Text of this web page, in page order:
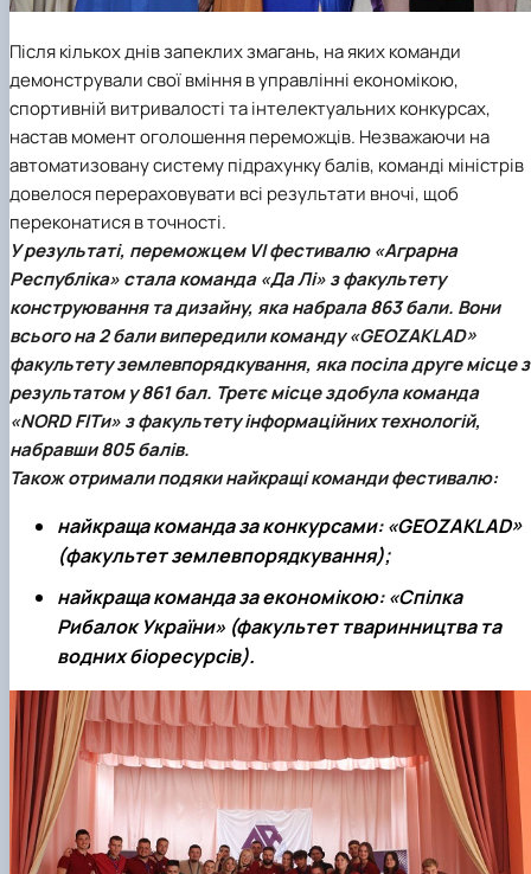
Після кількох днів запеклих змагань, на яких команди
демонстрували свої вміння в управлінні економікою,
спортивній витривалості та інтелектуальних конкурсах,
настав момент оголошення переможців. Незважаючи на
автоматизовану систему підрахунку балів, команді міністрів
довелося перераховувати всі результати вночі, щоб
переконатися в точності.
У результаті, переможцем VI фестивалю «Аграрна
Республіка» стала команда «Да Лі» з факультету
конструювання та дизайну, яка набрала 863 бали. Вони
всього на 2 бали випередили команду «GEOZAKLAD»
факультету землевпорядкування, яка посіладруге місцез
результатом у 861 бал. Третє місцездобула команда
«NORD FITи» з факультету інформаційних технологій,
набравши 805 балів.
Також отримали подяки найкращі команди фестивалю:
найкраща команда за конкурсами: «GEOZAKLAD»
(факультет землевпорядкування);
найкраща команда за економікою: «Спілка
Рибалок України» (факультет тваринництва та
водних біоресурсів).